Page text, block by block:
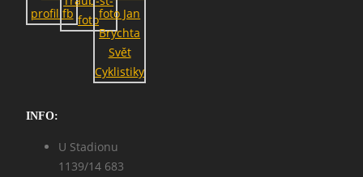
INFO:
U Stadionu
1139/14 683